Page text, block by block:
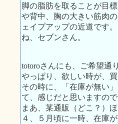
脚の脂肪を取ることが目
や背中、胸の大きい筋肉
ェイプアップの近道です。
ね、セブンさん。
totoroさんにも、ご希望通
やっぱり、欲しい時が、
その時に、「在庫が無い
て、感じだと思いますの
まあ、某通販（どこ？）
４、５月頃に一時、在庫